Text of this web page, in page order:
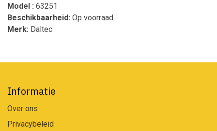
Model : 63251
Beschikbaarheid: Op voorraad
Merk: Daltec
Informatie
Over ons
Privacybeleid